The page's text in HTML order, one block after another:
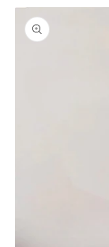
direct naar